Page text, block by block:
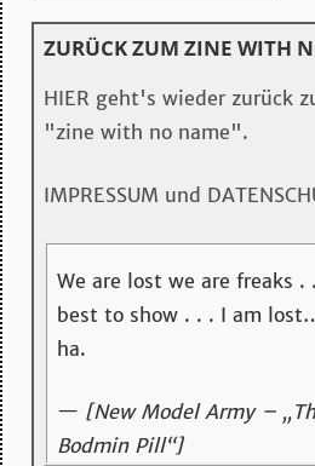
ZURÜCK ZUM ZINE WITH
HIER geht's wieder zurück
"zine with no name".
IMPRESSUM und
We are lost we are freaks
best to show . . . I am
ha.
— [New Model Army –
Bodmin Pill“]